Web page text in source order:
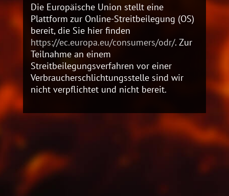
Die Europäische Union stellt eine
Plattform zur Online-Streitbeilegung (OS)
bereit, die Sie hier finden
https://ec.europa.eu/consumers/odr/. Zur
Teilnahme an einem
Streitbeilegungsverfahren vor einer
Verbraucherschlichtungsstelle sind wir
nicht verpflichtet und nicht bereit.